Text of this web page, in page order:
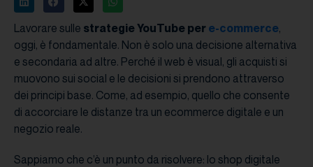
Lavorare sulle strategie YouTube per e-commerce,
oggi, è fondamentale. Non è solo una decisione alternativa
e secondaria ad altre. Perché il web è visual, gli acquisti si
muovono sui social e le decisioni si prendono attraverso
dei principi base. Come, ad esempio, quello che consente
di accorciare le distanze tra un ecommerce digitale e un
negozio reale.
Sappiamo che c’è un punto da risolvere: lo shop digitale